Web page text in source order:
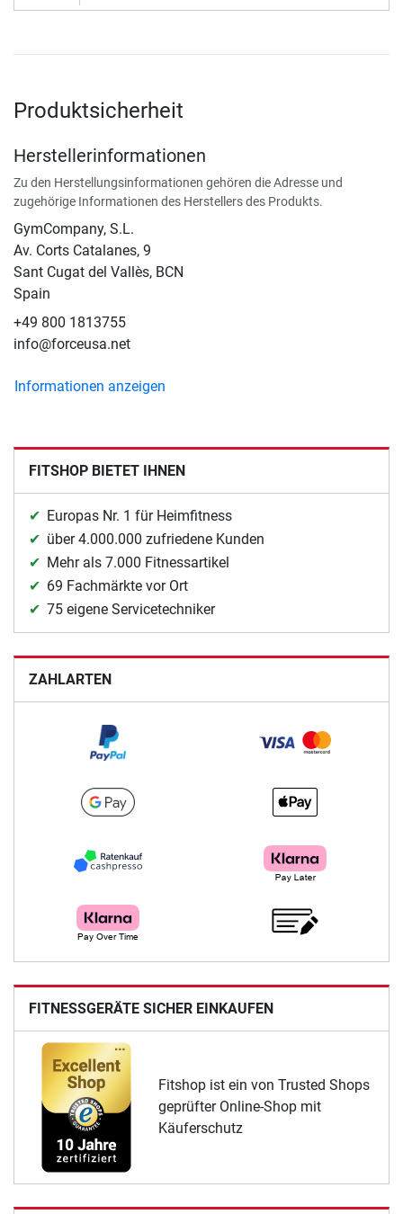
Produktsicherheit
Herstellerinformationen
Zu den Herstellungsinformationen gehören die Adresse und
zugehörige Informationen des Herstellers des Produkts.
GymCompany, S.L.
Av. Corts Catalanes, 9
Sant Cugat del Vallès, BCN
Spain
+49 800 1813755
info@forceusa.net
Informationen anzeigen
FITSHOP BIETET IHNEN
Europas Nr. 1 für Heimfitness
über 4.000.000 zufriedene Kunden
Mehr als 7.000 Fitnessartikel
69 Fachmärkte vor Ort
75 eigene Servicetechniker
ZAHLARTEN
FITNESSGERÄTE SICHER EINKAUFEN
Fitshop ist ein von Trusted Shops
geprüfter Online-Shop mit
Käuferschutz